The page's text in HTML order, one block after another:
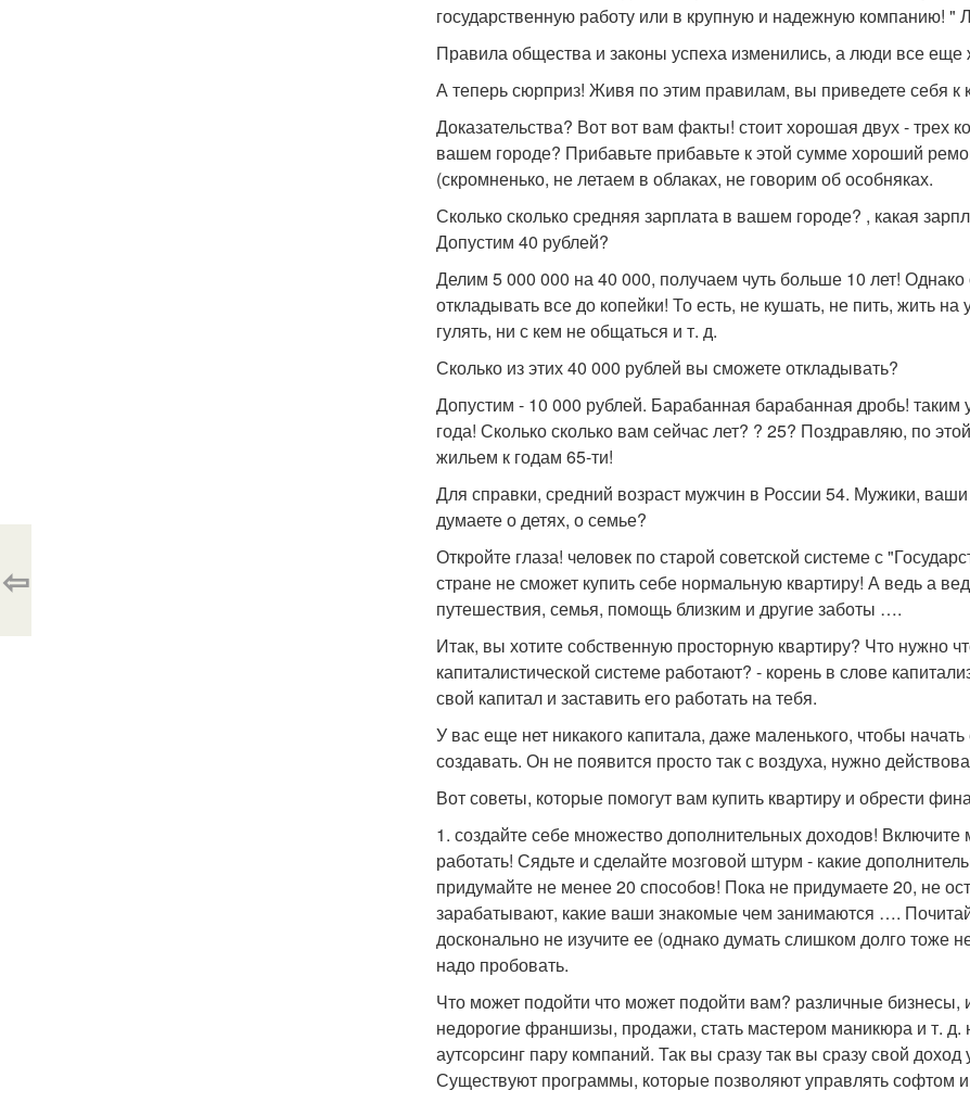
государственную работу или в крупную и надежную компанию! "
Правила общества и законы успеха изменились, а люди все
А теперь сюрприз! Живя по этим правилам, вы приведете себя к
Доказательства? Вот вот вам факты! стоит хорошая двух - трех
вашем городе? Прибавьте прибавьте к этой сумме хороший
(скромненько, не летаем в облаках, не говорим об особняках.
Сколько сколько средняя зарплата в вашем городе? , какая
Допустим 40 рублей?
Делим 5 000 000 на 40 000, получаем чуть больше 10 лет!
откладывать все до копейки! То есть, не кушать, не пить, жить
гулять, ни с кем не общаться и т. д.
Сколько из этих 40 000 рублей вы сможете откладывать?
Допустим - 10 000 рублей. Барабанная барабанная дробь!
года! Сколько сколько вам сейчас лет? ? 25? Поздравляю, по
жильем к годам 65-ти!
Для справки, средний возраст мужчин в России 54. Мужики,
думаете о детях, о семье?
Откройте глаза! человек по старой советской системе с
стране не сможет купить себе нормальную квартиру! А ведь а
путешествия, семья, помощь близким и другие заботы ….
Итак, вы хотите собственную просторную квартиру? Что нужно
капиталистической системе работают? - корень в слове
свой капитал и заставить его работать на тебя.
У вас еще нет никакого капитала, даже маленького, чтобы
создавать. Он не появится просто так с воздуха, нужно
Вот советы, которые помогут вам купить квартиру и обрести
1. создайте себе множество дополнительных доходов! Включите
работать! Сядьте и сделайте мозговой штурм - какие
придумайте не менее 20 способов! Пока не придумаете 20, не
зарабатывают, какие ваши знакомые чем занимаются ….
досконально не изучите ее (однако думать слишком долго тоже
надо пробовать.
Что может подойти что может подойти вам? различные бизнесы,
недорогие франшизы, продажи, стать мастером маникюра и т. д.
аутсорсинг пару компаний. Так вы сразу так вы сразу свой
Существуют программы, которые позволяют управлять софтом
⇦